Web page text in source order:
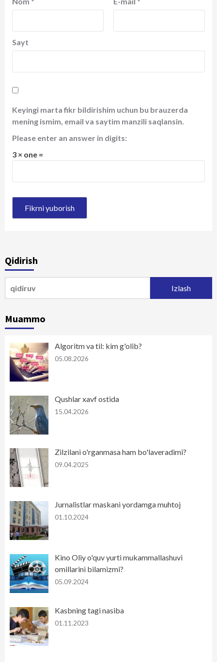
Sayt
Keyingi marta fikr bildirishim uchun bu brauzerda
mening ismim, email va saytim manzili saqlansin.
Please enter an answer in digits:
3 × one =
Qidirish
Muammo
Algoritm va til: kim g'olib?
05.08.2026
Qushlar xavf ostida
15.04.2026
Zilzilani o'rganmasa ham bo'laveradimi?
09.04.2025
Jurnalistlar maskani yordamga muhtoj
01.10.2024
Kino Oliy o'quv yurti mukammallashuvi
omillarini bilamizmi?
05.09.2024
Kasbning tagi nasiba
01.11.2023